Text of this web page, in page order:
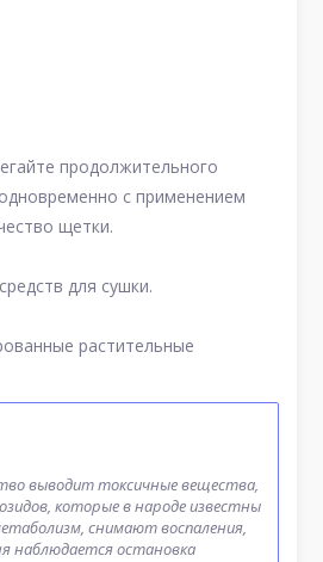
продолжительного
с применением
щетки.
для сушки.
растительные
выводит токсичные вещества,
которые в народе известны
снимают воспаления,
наблюдается остановка